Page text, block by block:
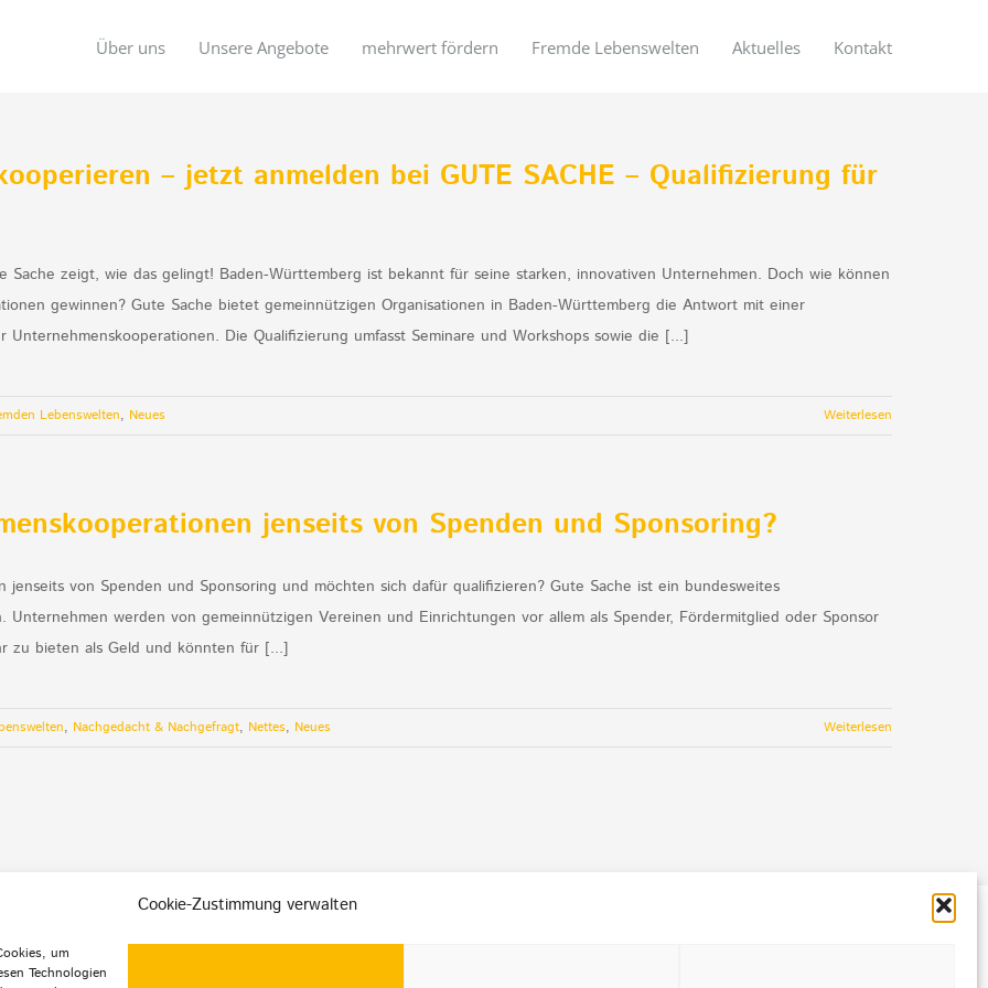
Cookie-Zustimmung verwalten
um
Technologien
Über uns Unsere Angebote mehrwert fördern Fremde Lebenswelten Aktuelles Kontakt
– jetzt anmelden bei GUTE SACHE – Qualifizierung für
zeigt, wie das gelingt! Baden-Württemberg ist bekannt für seine starken, innovativen Unternehmen. Doch wie können
gewinnen? Gute Sache bietet gemeinnützigen Organisationen in Baden-Württemberg die Antwort mit einer
Die Qualifizierung umfasst Seminare und Workshops sowie die [...]
Lebenswelten, Neues Weiterlesen
jenseits von Spenden und Sponsoring?
von Spenden und Sponsoring und möchten sich dafür qualifizieren? Gute Sache ist ein bundesweites
Unternehmen werden von gemeinnützigen Vereinen und Einrichtungen vor allem als Spender, Fördermitglied oder Sponsor
zu bieten als Geld und könnten für [...]
, Nachgedacht & Nachgefragt, Nettes, Neues Weiterlesen